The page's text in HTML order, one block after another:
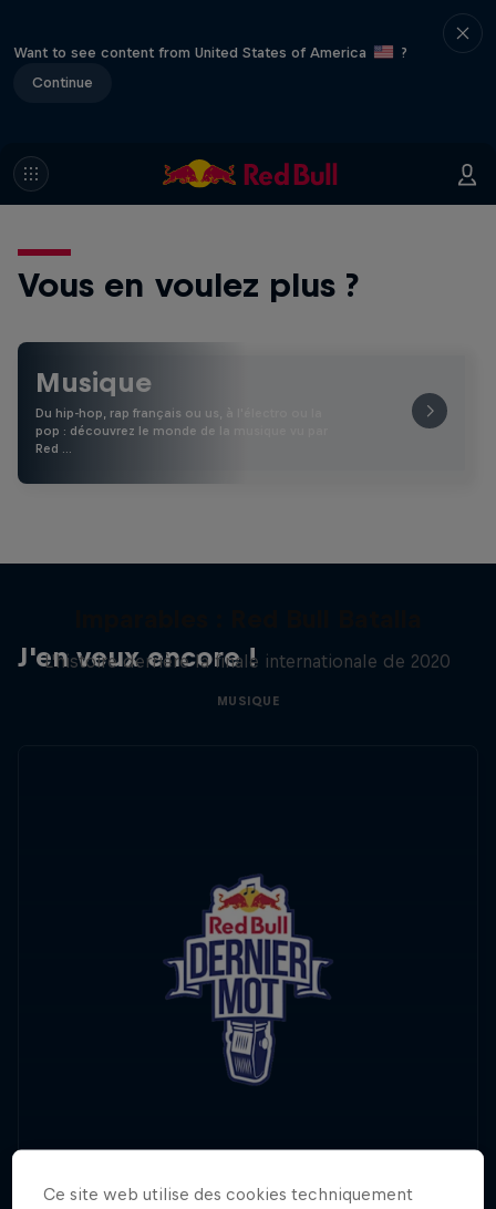
Want to see content from United States of America
?
Continue
Vous en voulez plus ?
Musique
Du hip-hop, rap français ou us, à l'électro ou la
pop : découvrez le monde de la musique vu par
Red …
J'en veux encore !
L'histoire derrière la finale internationale de 2020
MUSIQUE
Ce site web utilise des cookies techniquement